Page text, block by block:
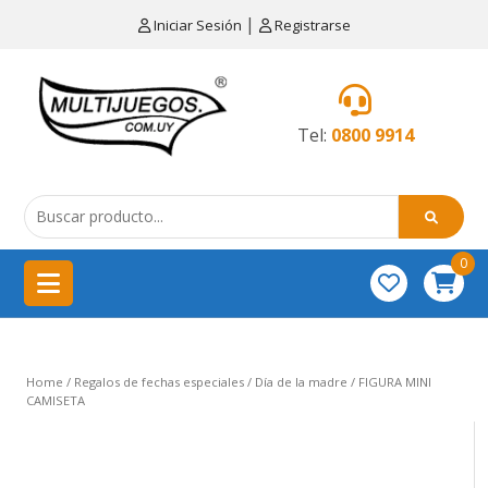
Iniciar Sesión | Registrarse
Tel: 0800 9914
MENÚ
de
cocina
China
importación
Educativos
0
Home / Regalos de fechas especiales / Día de la madre / FIGURA MINI
CAMISETA